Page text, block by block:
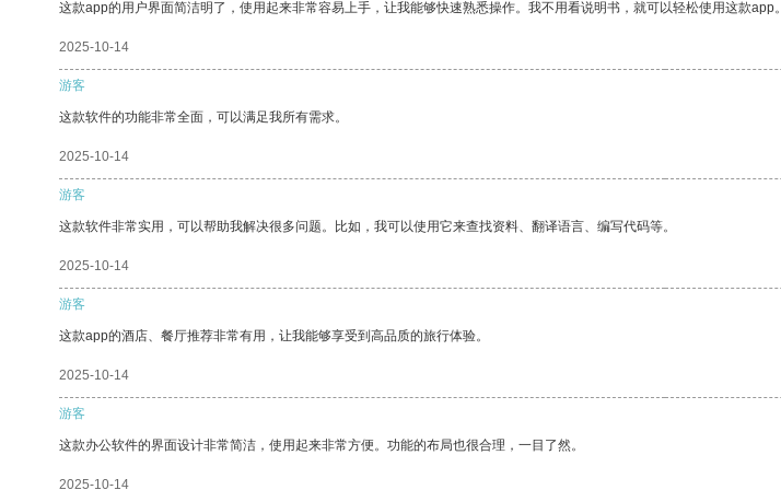
这款app的用户界面简洁明了，使用起来非常容易上手，让我能够快速熟悉操作。我不用看说明书，就可以轻松使用这款app。
2025-10-14
游客
这款软件的功能非常全面，可以满足我所有需求。
2025-10-14
游客
这款软件非常实用，可以帮助我解决很多问题。比如，我可以使用它来查找资料、翻译语言、编写代码等。
2025-10-14
游客
这款app的酒店、餐厅推荐非常有用，让我能够享受到高品质的旅行体验。
2025-10-14
游客
这款办公软件的界面设计非常简洁，使用起来非常方便。功能的布局也很合理，一目了然。
2025-10-14